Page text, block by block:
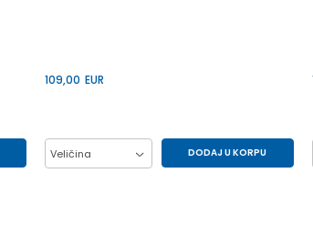
109,00 EUR
Veličina DODAJ U KORPU